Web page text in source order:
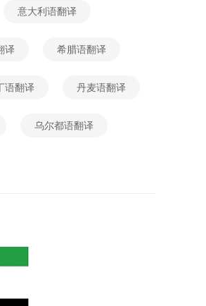
意大利语翻译
译 希腊语翻译
语翻译 丹麦语翻译
乌尔都语翻译